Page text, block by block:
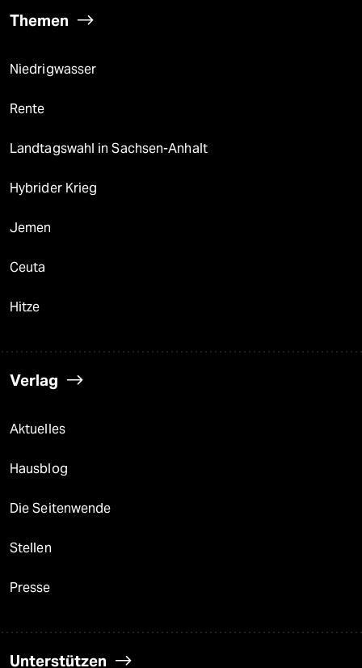
Themen
Niedrigwasser
Rente
Landtagswahl in Sachsen-Anhalt
Hybrider Krieg
Jemen
Ceuta
Hitze
Verlag
Aktuelles
Hausblog
Die Seitenwende
Stellen
Presse
Unterstützen